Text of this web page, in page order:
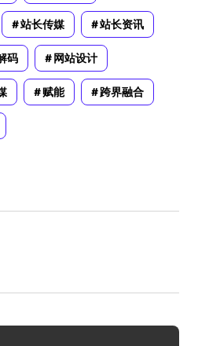
站长传媒 站长资讯
码 网站设计
赋能 跨界融合